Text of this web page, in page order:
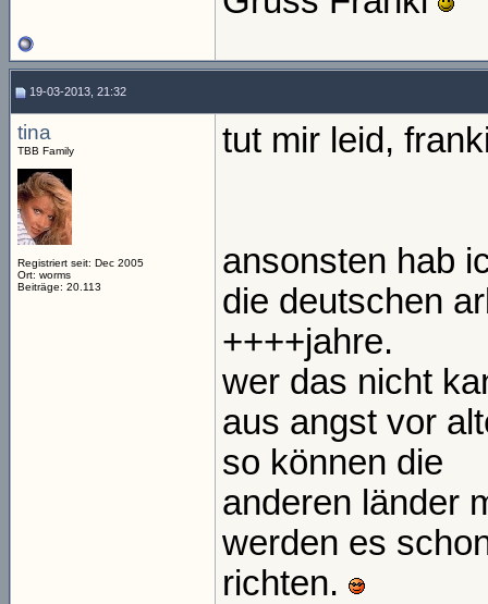
19-03-2013, 21:32
tina
TBB Family
Registriert seit: Dec 2005
Ort: worms
Beiträge: 20.113
tut mir leid,
ansonsten hab
die deutschen
++++jahre.
wer das nicht
aus angst vor
so können die
anderen länder
werden es
richten.